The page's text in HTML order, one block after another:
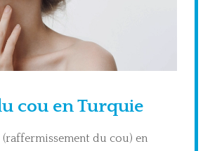
cou en Turquie
du cou) en